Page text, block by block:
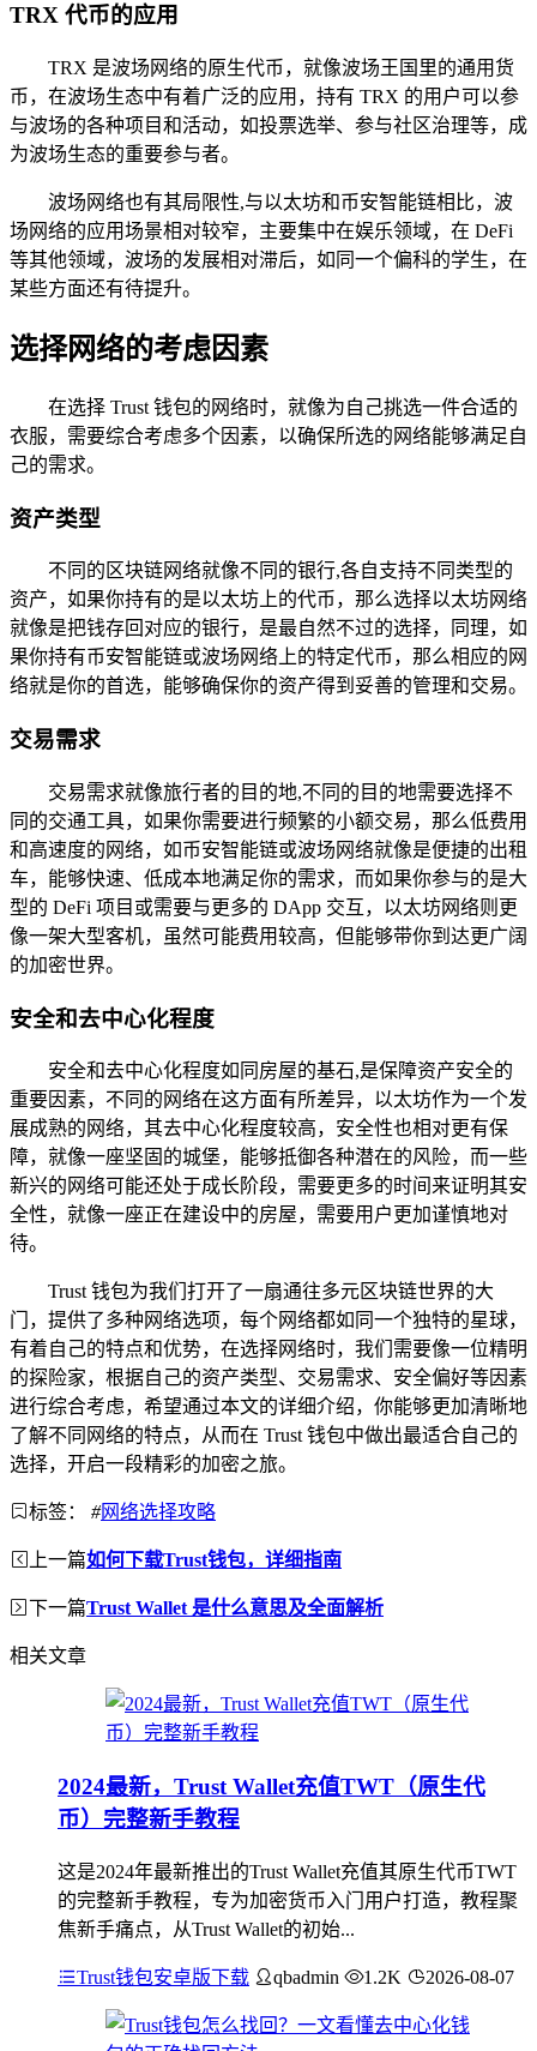
TRX 代币的应用
TRX 是波场网络的原生代币，就像波场王国里的通用货
币，在波场生态中有着广泛的应用，持有 TRX 的用户可以参
与波场的各种项目和活动，如投票选举、参与社区治理等，成
为波场生态的重要参与者。
波场网络也有其局限性,与以太坊和币安智能链相比，波
场网络的应用场景相对较窄，主要集中在娱乐领域，在 DeFi
等其他领域，波场的发展相对滞后，如同一个偏科的学生，在
某些方面还有待提升。
选择网络的考虑因素
在选择 Trust 钱包的网络时，就像为自己挑选一件合适的
衣服，需要综合考虑多个因素，以确保所选的网络能够满足自
己的需求。
资产类型
不同的区块链网络就像不同的银行,各自支持不同类型的
资产，如果你持有的是以太坊上的代币，那么选择以太坊网络
就像是把钱存回对应的银行，是最自然不过的选择，同理，如
果你持有币安智能链或波场网络上的特定代币，那么相应的网
络就是你的首选，能够确保你的资产得到妥善的管理和交易。
交易需求
交易需求就像旅行者的目的地,不同的目的地需要选择不
同的交通工具，如果你需要进行频繁的小额交易，那么低费用
和高速度的网络，如币安智能链或波场网络就像是便捷的出租
车，能够快速、低成本地满足你的需求，而如果你参与的是大
型的 DeFi 项目或需要与更多的 DApp 交互，以太坊网络则更
像一架大型客机，虽然可能费用较高，但能够带你到达更广阔
的加密世界。
安全和去中心化程度
安全和去中心化程度如同房屋的基石,是保障资产安全的
重要因素，不同的网络在这方面有所差异，以太坊作为一个发
展成熟的网络，其去中心化程度较高，安全性也相对更有保
障，就像一座坚固的城堡，能够抵御各种潜在的风险，而一些
新兴的网络可能还处于成长阶段，需要更多的时间来证明其安
全性，就像一座正在建设中的房屋，需要用户更加谨慎地对
待。
Trust 钱包为我们打开了一扇通往多元区块链世界的大
门，提供了多种网络选项，每个网络都如同一个独特的星球，
有着自己的特点和优势，在选择网络时，我们需要像一位精明
的探险家，根据自己的资产类型、交易需求、安全偏好等因素
进行综合考虑，希望通过本文的详细介绍，你能够更加清晰地
了解不同网络的特点，从而在 Trust 钱包中做出最适合自己的
选择，开启一段精彩的加密之旅。
标签： #网络选择攻略
上一篇如何下载Trust钱包，详细指南
下一篇Trust Wallet 是什么意思及全面解析
相关文章
2024最新，Trust Wallet充值TWT（原生代
币）完整新手教程
这是2024年最新推出的Trust Wallet充值其原生代币TWT
的完整新手教程，专为加密货币入门用户打造，教程聚
焦新手痛点，从Trust Wallet的初始...
Trust钱包安卓版下载 qbadmin 1.2K 2026-08-07